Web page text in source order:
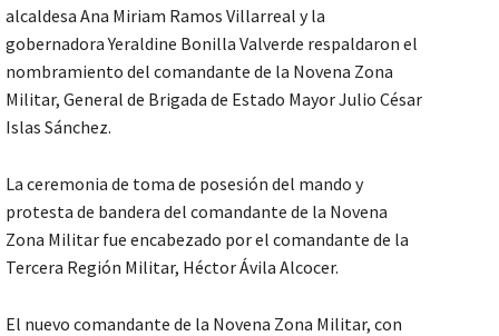
alcaldesa Ana Miriam Ramos Villarreal y la
gobernadora Yeraldine Bonilla Valverde respaldaron el
nombramiento del comandante de la Novena Zona
Militar, General de Brigada de Estado Mayor Julio César
Islas Sánchez.
La ceremonia de toma de posesión del mando y
protesta de bandera del comandante de la Novena
Zona Militar fue encabezado por el comandante de la
Tercera Región Militar, Héctor Ávila Alcocer.
El nuevo comandante de la Novena Zona Militar, con